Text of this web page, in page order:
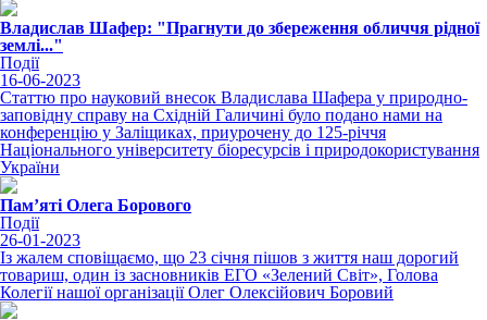
Владислав Шафер: "Прагнути до збереження обличчя рідної
землі..."
Події
16-06-2023
Статтю про науковий внесок Владислава Шафера у природно-
заповідну справу на Східній Галичині було подано нами на
конференцію у Заліщиках, приурочену до 125-річчя
Національного університету біоресурсів і природокористування
України
Пам’яті Олега Борового
Події
26-01-2023
Із жалем сповіщаємо, що 23 січня пішов з життя наш дорогий
товариш, один із засновників ЕГО «Зелений Світ», Голова
Колегії нашої організації Олег Олексійович Боровий